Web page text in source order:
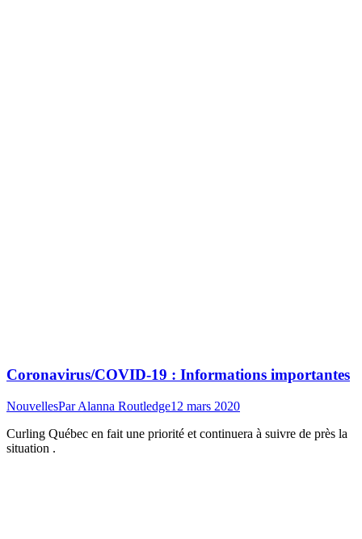
Coronavirus/COVID-19 : Informations importantes
NouvellesParAlanna Routledge12 mars 2020
Curling Québec en fait une priorité et continuera à suivre de près la
situation .